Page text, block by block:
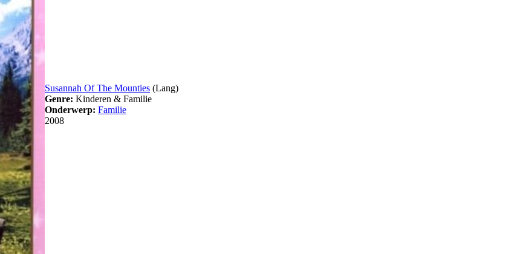
Susannah Of The Mounties (Lang)
Genre: Kinderen & Familie
Onderwerp: Familie
2008